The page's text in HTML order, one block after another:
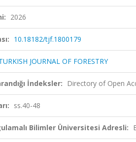
2026
10.18182/tjf.1800179
JOURNAL OF FORESTRY
İndeksler: Directory of Open
ss.40-48
Bilimler Üniversitesi Adresli: